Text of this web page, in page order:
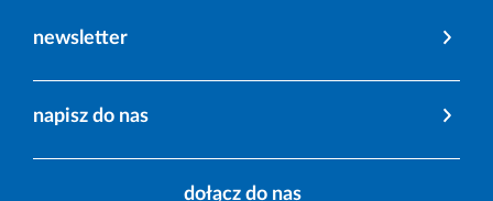
newsletter
napisz do nas
dołącz do nas